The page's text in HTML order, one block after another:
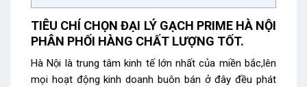
TIÊU CHÍ CHỌN ĐẠI LÝ GẠCH PRIME HÀ NỘI
PHÂN PHỐI HÀNG CHẤT LƯỢNG TỐT.
Hà Nội là trung tâm kinh tế lớn nhất của miền bắc,lên
mọi hoạt động kinh doanh buôn bán ở đây đều phát